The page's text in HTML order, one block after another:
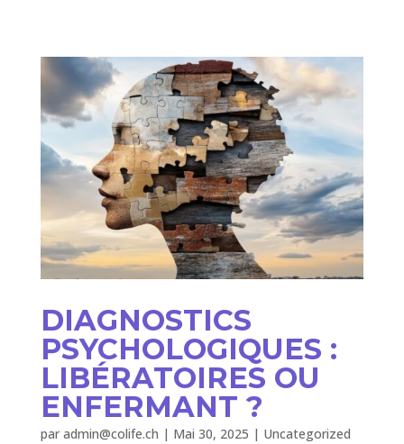
DIAGNOSTICS
PSYCHOLOGIQUES :
LIBÉRATOIRES OU
ENFERMANT ?
par admin@colife.ch | Mai 30, 2025 | Uncategorized